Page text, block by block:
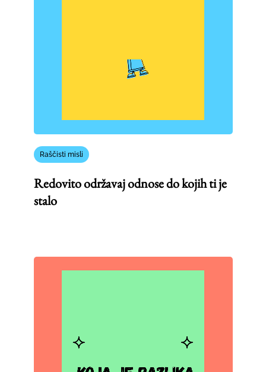
Raščisti misli
Redovito održavaj odnose do kojih ti je
stalo